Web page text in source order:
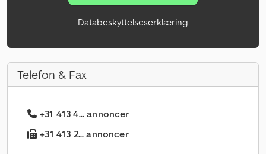
Databeskyttelseserklæring
Telefon & Fax
+31 413 4... annoncer
+31 413 2... annoncer